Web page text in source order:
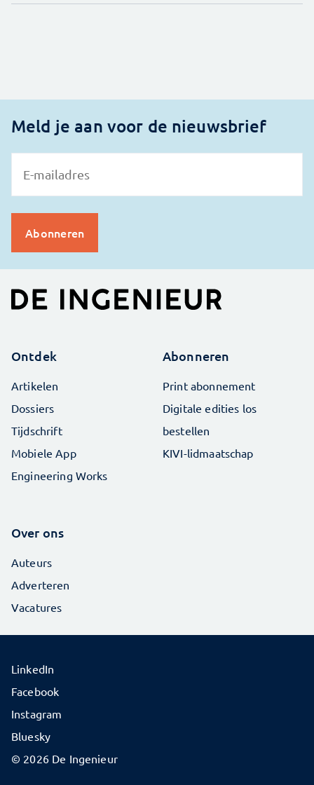
Meld je aan voor de nieuwsbrief
Ontdek
Artikelen
Dossiers
Tijdschrift
Mobiele App
Engineering Works
Abonneren
Print abonnement
Digitale edities los
bestellen
KIVI-lidmaatschap
Over ons
Auteurs
Adverteren
Vacatures
© 2026 De Ingenieur
LinkedIn
Facebook
Instagram
Bluesky